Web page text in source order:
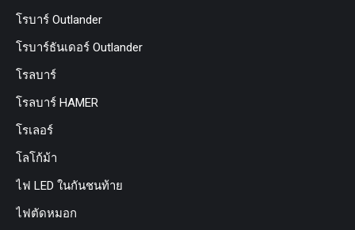
โรบาร์ Outlander
โรบาร์ธันเดอร์ Outlander
โรลบาร์
โรลบาร์ HAMER
โรเลอร์
โลโก้ม้า
ไฟ LED ในกันชนท้าย
ไฟตัดหมอก